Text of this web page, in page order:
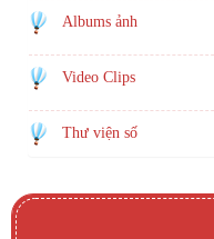
Albums ảnh
Video Clips
Thư viện số